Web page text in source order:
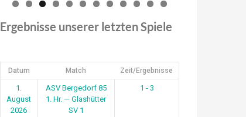
0 1 2
Ergebnisse unserer letzten Spiele
Datum Match Zeit/Ergebnisse
1.
August
2026
ASV Bergedorf 85
1. Hr. — Glashütter
SV 1
1 - 3